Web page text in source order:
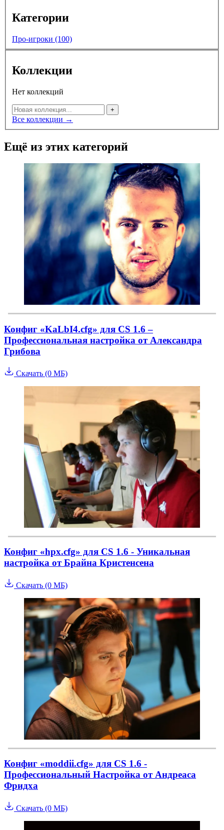
Категории
Про-игроки (100)
Коллекции
Нет коллекций
+
Все коллекции →
Ещё из этих категорий
Конфиг «KaLbI4.cfg» для CS 1.6 –
Профессиональная настройка от Александра
Грибова
Скачать (0 МБ)
Конфиг «hpx.cfg» для CS 1.6 - Уникальная
настройка от Брайна Кристенсена
Скачать (0 МБ)
Конфиг «moddii.cfg» для CS 1.6 -
Профессиональный Настройка от Андреаса
Фридха
Скачать (0 МБ)